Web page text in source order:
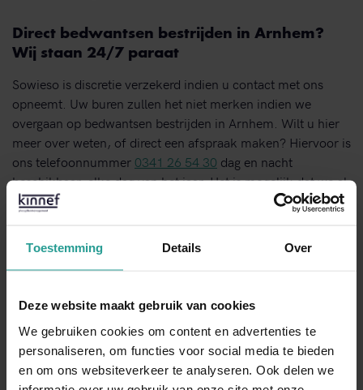
Toestemming Details Over
Deze website maakt gebruik van cookies
We gebruiken cookies om content en advertenties te
personaliseren, om functies voor social media te bieden
en om ons websiteverkeer te analyseren. Ook delen we
Direct bedwantsen bestrijden in Arnhem?
Wij staan 24/7 paraat
Sowieso is discretie verzekerd indien u contact met ons
opneemt. Uw buren zullen het niet merken indien we
overgaan op bedwantsen bestrijden in Arnhem. Wilt u hier
meer over weten, of direct een afspraak maken? Hiervoor is
ons telefoonnummer 0341 26 54 30 dag en nacht
beschikbaar, elke dag van het jaar. Het is mogelijk dat we al
binnen 4 uur bij u de behandeling starten. Voor minder
In dat geval nemen we binnen één werkdag met u
NEEM CONTACT MET ONS OP